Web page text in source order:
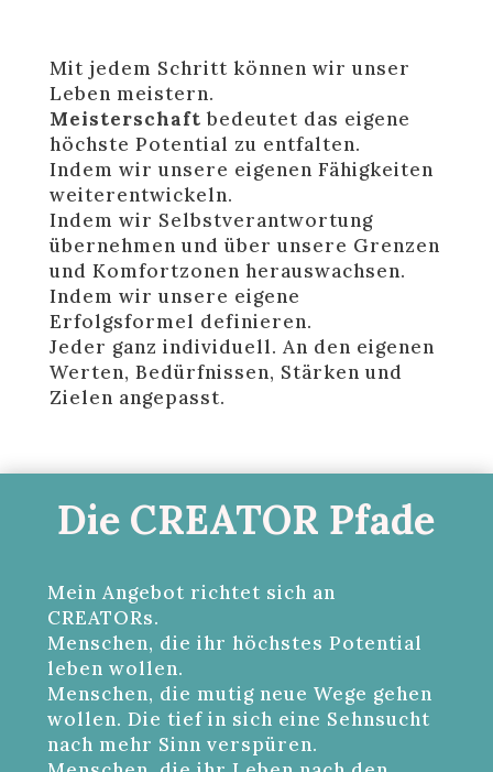
Mit jedem Schritt können wir unser
Leben meistern.
Meisterschaft bedeutet das eigene
höchste Potential zu entfalten.
Indem wir unsere eigenen Fähigkeiten
weiterentwickeln.
Indem wir Selbstverantwortung
übernehmen und über unsere Grenzen
und Komfortzonen herauswachsen.
Indem wir unsere eigene
Erfolgsformel definieren.
Jeder ganz individuell. An den eigenen
Werten, Bedürfnissen, Stärken und
Zielen angepasst.
Die CREATOR Pfade
Mein Angebot richtet sich an
CREATORs.
Menschen, die ihr höchstes Potential
leben wollen.
Menschen, die mutig neue Wege gehen
wollen. Die tief in sich eine Sehnsucht
nach mehr Sinn verspüren.